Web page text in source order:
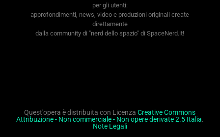
per gli utenti:
approfondimenti, news, video e produzioni originali create
direttamente
dalla community di "nerd dello spazio" di SpaceNerd.it!
Quest'opera è distribuita con LicenzaCreative Commons
Attribuzione - Non commerciale - Non opere derivate 2.5 Italia.
Note Legali